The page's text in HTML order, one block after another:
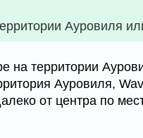
Ауровиля
на территории
Ауровиля,
от центра по